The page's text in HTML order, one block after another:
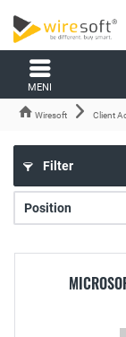
MENI
Wiresoft Client
Filter